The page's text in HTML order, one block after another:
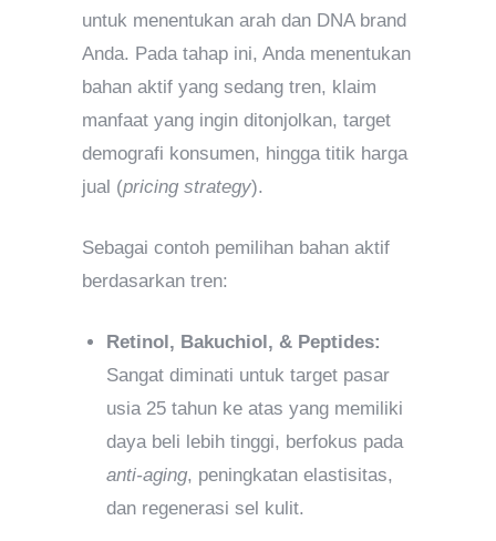
untuk menentukan arah dan DNA brand
Anda. Pada tahap ini, Anda menentukan
bahan aktif yang sedang tren, klaim
manfaat yang ingin ditonjolkan, target
demografi konsumen, hingga titik harga
jual (pricing strategy).
Sebagai contoh pemilihan bahan aktif
berdasarkan tren:
Retinol, Bakuchiol, & Peptides:
Sangat diminati untuk target pasar
usia 25 tahun ke atas yang memiliki
daya beli lebih tinggi, berfokus pada
anti-aging, peningkatan elastisitas,
dan regenerasi sel kulit.